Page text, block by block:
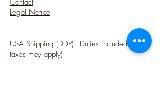
Contact
Legal Notice
USA Shipping (DDP) - Duties included (Local
taxes may apply)